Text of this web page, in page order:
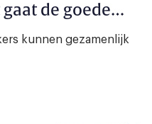
de goede
kunnen gezamenlijk